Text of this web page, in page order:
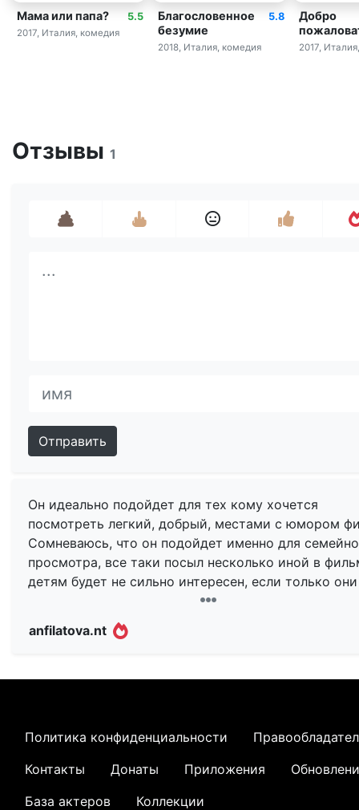
5.5
Мама или папа?
2017, Италия, комедия
5.8
Благословенное
безумие
2018, Италия, комедия
Добро
2017,
Отзывы 1
Отправить
Он идеально подойдет для тех кому хочется
посмотреть легкий, добрый, местами с юмором
Сомневаюсь, что он подойдет именно для
просмотра, все таки посыл несколько иной в
детям будет не сильно интересен, если только
захотят воспользоваться некоторыми элементами
давления на взрослых, чего бы не хотелось.
местами жизнерадостный, ощущения во время
Ряд моментов меня смущали все время — и
искусственны, такое ощущение, что взяли идею:
женщина и мужчина, ранее влюбленные друг в
anfilatova.nt
Политика конфиденциальности
Контакты
Донаты Приложения
База актеров
Коллекции